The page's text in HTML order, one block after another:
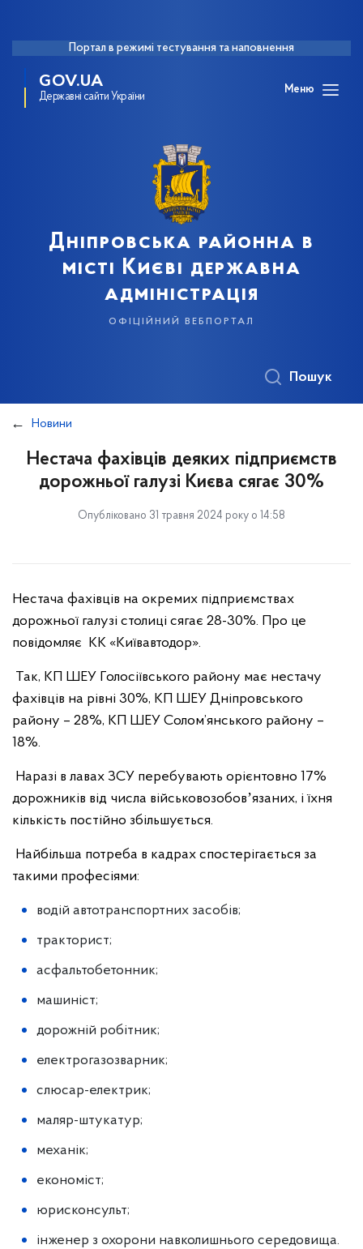
Портал в режимі тестування та наповнення
GOV.UA
Державні сайти України
Меню
Дніпровська районна в
місті Києві державна
адміністрація
офіційний вебпортал
Пошук
Новини
Нестача фахівців деяких підприємств
дорожньої галузі Києва сягає 30%
Опубліковано 31 травня 2024 року о 14:58
Нестача фахівців на окремих підприємствах
дорожньої галузі столиці сягає 28-30%. Про це
повідомляє КК «Київавтодор».
Так, КП ШЕУ Голосіївського району має нестачу
фахівців на рівні 30%, КП ШЕУ Дніпровського
району – 28%, КП ШЕУ Солом’янського району –
18%.
Наразі в лавах ЗСУ перебувають орієнтовно 17%
дорожників від числа військовозобовʼязаних, і їхня
кількість постійно збільшується.
Найбільша потреба в кадрах спостерігається за
такими професіями:
водій автотранспортних засобів;
тракторист;
асфальтобетонник;
машиніст;
дорожній робітник;
електрогазозварник;
слюсар-електрик;
маляр-штукатур;
механік;
економіст;
юрисконсульт;
інженер з охорони навколишнього середовища.